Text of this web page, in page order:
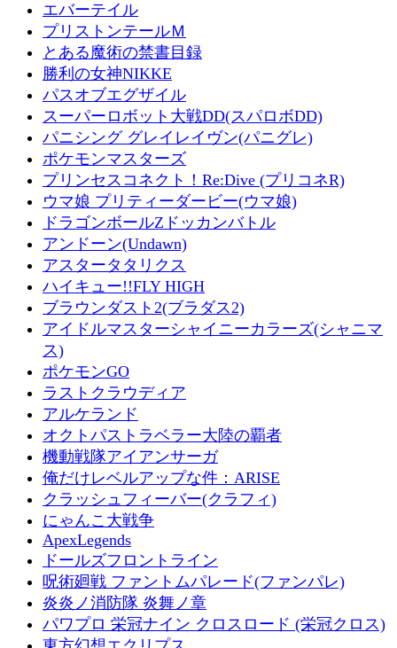
エバーテイル
プリストンテールＭ
とある魔術の禁書目録
勝利の女神NIKKE
パスオブエグザイル
スーパーロボット大戦DD(スパロボDD)
パニシング グレイレイヴン(パニグレ)
ポケモンマスターズ
プリンセスコネクト！Re:Dive (プリコネR)
ウマ娘 プリティーダービー(ウマ娘)
ドラゴンボールZドッカンバトル
アンドーン(Undawn)
アスタータタリクス
ハイキュー!!FLY HIGH
ブラウンダスト2(ブラダス2)
アイドルマスターシャイニーカラーズ(シャニマ
ス)
ポケモンGO
ラストクラウディア
アルケランド
オクトパストラベラー大陸の覇者
機動戦隊アイアンサーガ
俺だけレベルアップな件：ARISE
クラッシュフィーバー(クラフィ)
にゃんこ大戦争
ApexLegends
ドールズフロントライン
呪術廻戦 ファントムパレード(ファンパレ)
炎炎ノ消防隊 炎舞ノ章
パワプロ 栄冠ナイン クロスロード (栄冠クロス)